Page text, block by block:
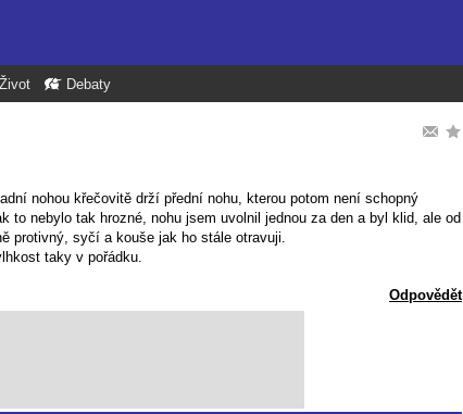
Život Debaty
nohou křečovitě drží přední nohu, kterou potom není schopný
nebylo tak hrozné, nohu jsem uvolnil jednou za den a byl klid, ale od
protivný, syčí a kouše jak ho stále otravuji.
taky v pořádku.
Odpovědět